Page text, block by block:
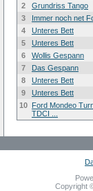
2
Grundriss Tango
3
Immer noch net
4
Unteres Bett
5
Unteres Bett
6
Wollis Gespann
7
Das Gespann
8
Unteres Bett
9
Unteres Bett
10 Ford Mondeo
TDCI ...
Copyright